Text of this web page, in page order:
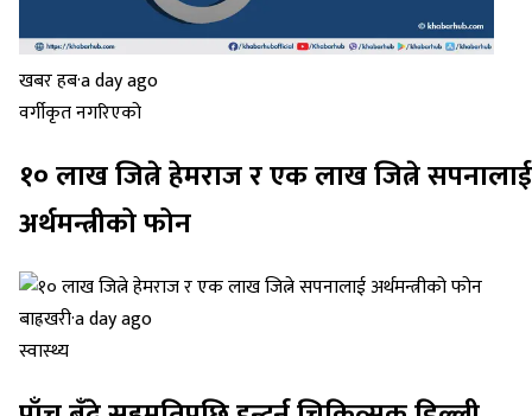
खबर हब·a day ago
वर्गीकृत नगरिएको
१० लाख जित्ने हेमराज र एक लाख जित्ने सपनालाई
अर्थमन्त्रीको फोन
बाह्रखरी·a day ago
स्वास्थ्य